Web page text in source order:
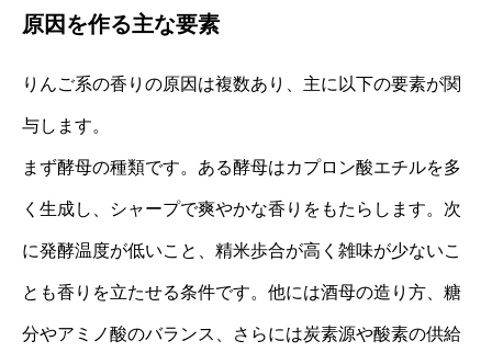
原因を作る主な要素
りんご系の香りの原因は複数あり、主に以下の要素が関
与します。
まず酵母の種類です。ある酵母はカプロン酸エチルを多
く生成し、シャープで爽やかな香りをもたらします。次
に発酵温度が低いこと、精米歩合が高く雑味が少ないこ
とも香りを立たせる条件です。他には酒母の造り方、糖
分やアミノ酸のバランス、さらには炭素源や酸素の供給